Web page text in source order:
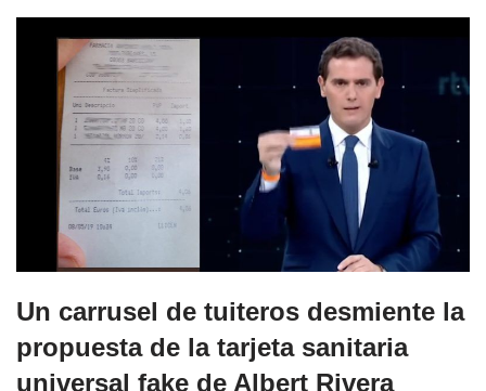
Un carrusel de tuiteros desmiente la
propuesta de la tarjeta sanitaria
universal fake de Albert Rivera